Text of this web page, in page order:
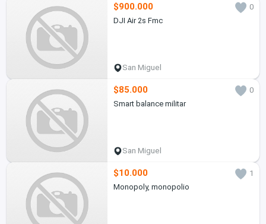
$900.000
0
DJI Air 2s Fmc
San Miguel
$85.000
0
Smart balance militar
San Miguel
$10.000
1
Monopoly, monopolio